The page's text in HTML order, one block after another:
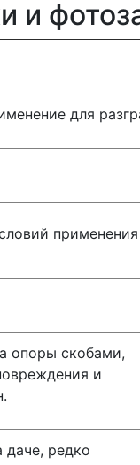
и
для
применения
опоры скобами,
и
даче, редко